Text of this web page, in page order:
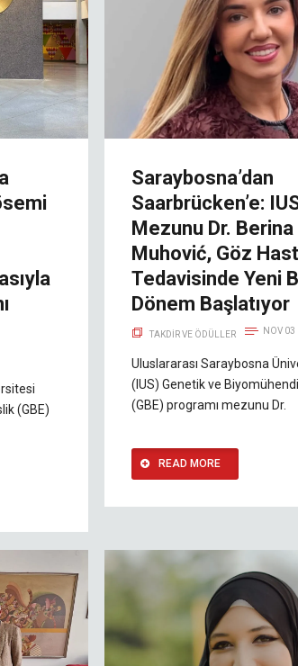
(GBE)
Saraybosna’dan
Saarbrücken’e:
Mezunu Dr. Berina
Muhović, Göz
Tedavisinde Yeni
Dönem Başlatıyor
TAKDIR VE ÖDÜLLER NOV 03
Uluslararası Saraybosna
(IUS) Genetik ve
(GBE) programı mezunu Dr.
READ MORE